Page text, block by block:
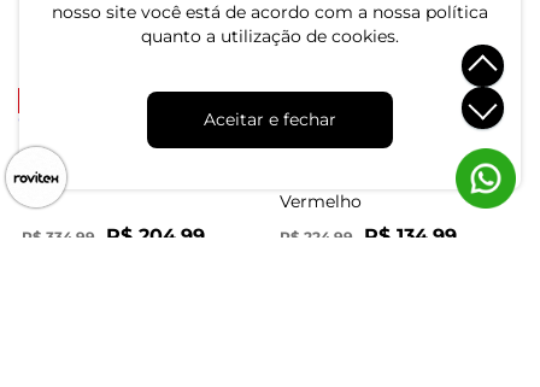
nosso site você está de acordo com a nossa política
quanto a utilização de cookies.
Aceitar e fechar
R$ 79,99 R$ 154,99 R$ 59,99
ou 2x de R$ 29,99 sem juros
Jaqueta Puffer com Capuz
Feminino Trick Nick Preto
R$ 334,99 R$ 204,99
Jaqueta Xadrez Infantil
Vermelho
R$ 224,99 R$ 134,99